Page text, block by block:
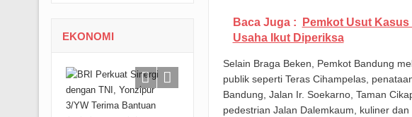
Baca Juga :
Pemkot Usut
Usaha Ikut Diperiksa
Selain Braga Beken, Pemkot Bandung
publik seperti Teras Cihampelas,
Bandung, Jalan Ir. Soekarno, Taman
pedestrian Jalan Dalemkaum, kuliner
EKONOMI